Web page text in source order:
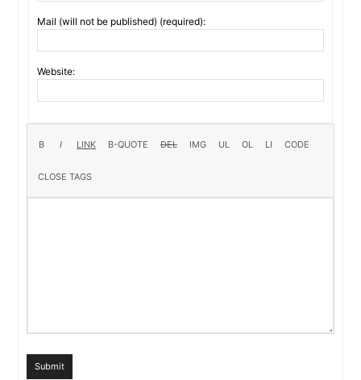
Mail (will not be published) (required):
Website:
Submit